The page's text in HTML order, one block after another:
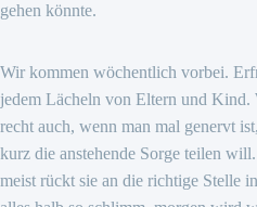
gehen könnte.
Wir kommen wöchentlich vorbei.
jedem Lächeln von Eltern und Kind.
recht auch, wenn man mal genervt
kurz die anstehende Sorge teilen
meist rückt sie an die richtige Stelle